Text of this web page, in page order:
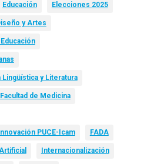
Educación Elecciones 2025
y Artes
Lingüística y Literatura
Facultad de Medicina
PUCE-Icam FADA
Internacionalización